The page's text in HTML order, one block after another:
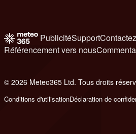
PublicitéSupport
Référencement vers nous
© 2026 Meteo365 Ltd. Tous droits
Conditions d'utilisationDéclaration de